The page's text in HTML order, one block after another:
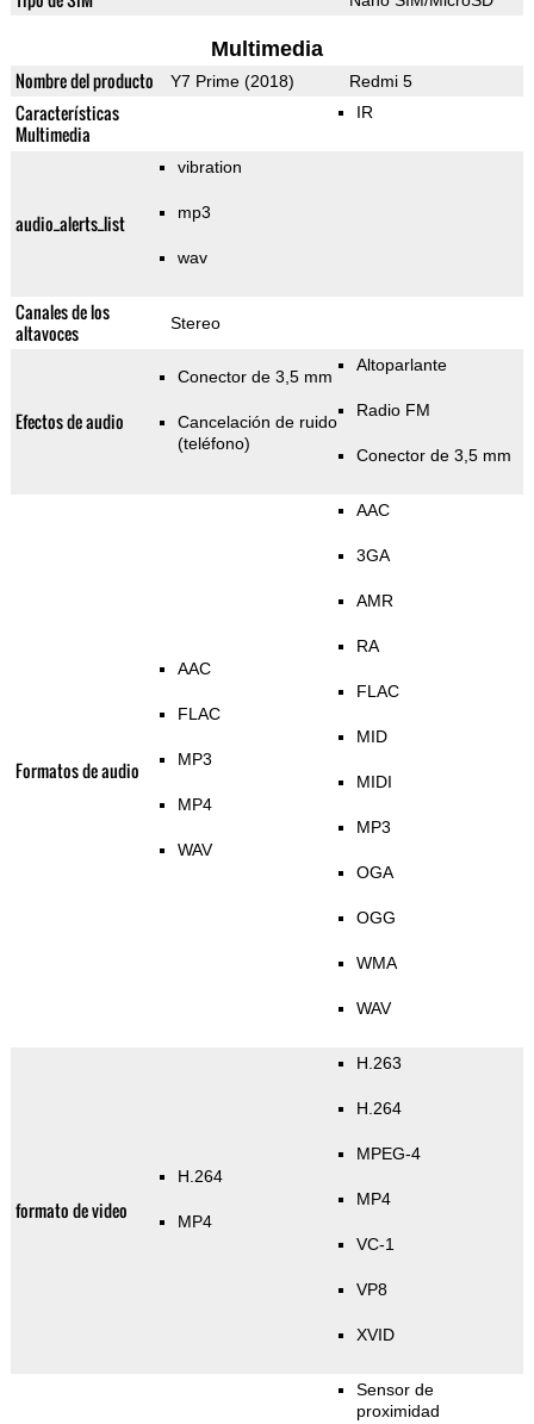
Multimedia
Nombre del producto Y7 Prime (2018) Redmi 5
Características
Multimedia
IR
audio_alerts_list
vibration
mp3
wav
Canales de los
altavoces
Stereo
Efectos de audio
Conector de 3,5 mm
Cancelación de ruido
(teléfono)
Altoparlante
Radio FM
Conector de 3,5 mm
Formatos de audio
AAC
FLAC
MP3
MP4
WAV
AAC
3GA
AMR
RA
FLAC
MID
MIDI
MP3
OGA
OGG
WMA
WAV
formato de video
H.264
MP4
H.263
H.264
MPEG-4
MP4
VC-1
VP8
XVID
Sensor de
proximidad